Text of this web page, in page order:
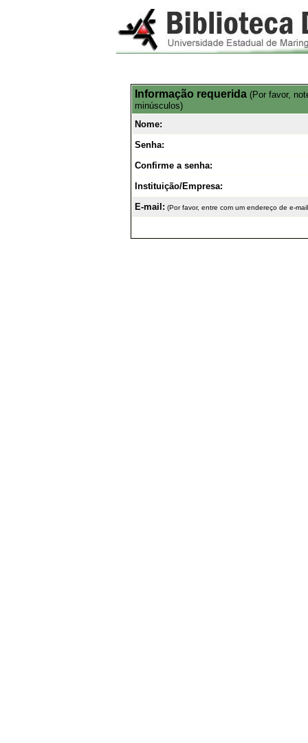
Informação requerida (Por favor,
minúsculos)
Nome:
Senha:
Confirme a senha:
Instituição/Empresa:
E-mail: (Por favor, entre com um endereço de e-